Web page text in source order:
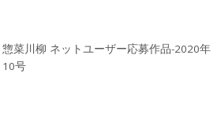
惣菜川柳 ネットユーザー応募作品-2020年
10号